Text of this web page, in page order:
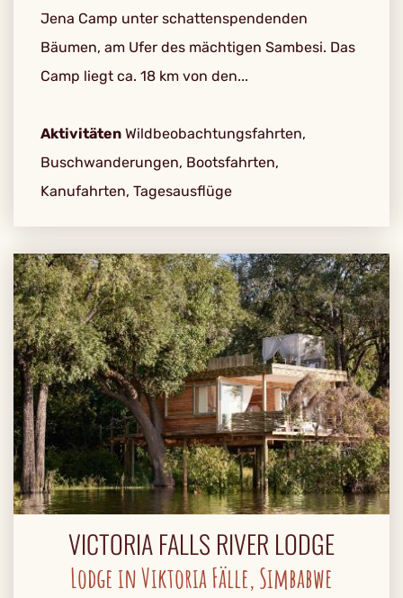
Jena Camp unter schattenspendenden
Bäumen, am Ufer des mächtigen Sambesi. Das
Camp liegt ca. 18 km von den...
Aktivitäten Wildbeobachtungsfahrten,
Buschwanderungen, Bootsfahrten,
Kanufahrten, Tagesausflüge
VICTORIA FALLS RIVER LODGE
Lodge in Viktoria Fälle, Simbabwe